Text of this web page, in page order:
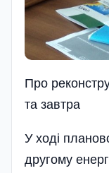
Про
та завтра
У ході
другому